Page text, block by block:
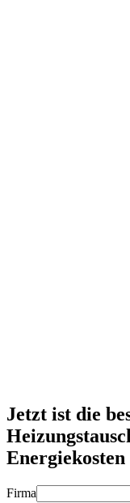
Jetzt ist die
Energiekosten
Firma